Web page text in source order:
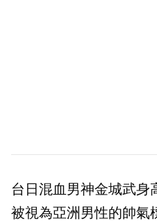
台日混血男神金城武身
被視為亞洲男性的帥氣